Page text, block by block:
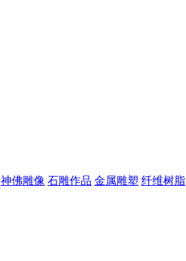
神佛雕像 石雕作品 金属雕塑 纤维树脂